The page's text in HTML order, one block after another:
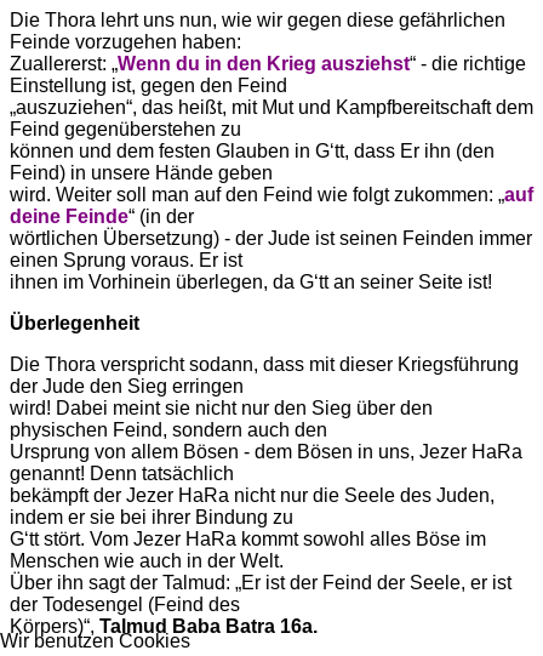
Die Thora lehrt uns nun, wie wir gegen diese gefährlichen
Feinde vorzugehen haben:
Zuallererst: „Wenn du in den Krieg ausziehst“ - die richtige
Einstellung ist, gegen den Feind
„auszuziehen“, das heißt, mit Mut und Kampfbereitschaft dem
Feind gegenüberstehen zu
können und dem festen Glauben in Gʻtt, dass Er ihn (den
Feind) in unsere Hände geben
wird. Weiter soll man auf den Feind wie folgt zukommen: „auf
deine Feinde“ (in der
wörtlichen Übersetzung) - der Jude ist seinen Feinden immer
einen Sprung voraus. Er ist
ihnen im Vorhinein überlegen, da Gʻtt an seiner Seite ist!
Überlegenheit
Die Thora verspricht sodann, dass mit dieser Kriegsführung
der Jude den Sieg erringen
wird! Dabei meint sie nicht nur den Sieg über den
physischen Feind, sondern auch den
Ursprung von allem Bösen - dem Bösen in uns, Jezer HaRa
genannt! Denn tatsächlich
bekämpft der Jezer HaRa nicht nur die Seele des Juden,
indem er sie bei ihrer Bindung zu
Gʻtt stört. Vom Jezer HaRa kommt sowohl alles Böse im
Menschen wie auch in der Welt.
Über ihn sagt der Talmud: „Er ist der Feind der Seele, er ist
der Todesengel (Feind des
Körpers)“, Talmud Baba Batra 16a.
Wir benutzen Cookies